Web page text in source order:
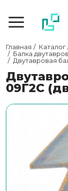
Главная Каталог
Балка
Двутавровая
09Г2С